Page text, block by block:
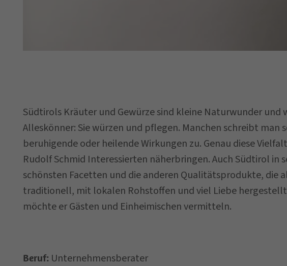
Südtirols Kräuter und Gewürze sind kleine Naturwunder und
Alleskönner: Sie würzen und pflegen. Manchen schreibt man
beruhigende oder heilende Wirkungen zu. Genau diese
Rudolf Schmid Interessierten näherbringen. Auch Südtirol in
schönsten Facetten und die anderen Qualitätsprodukte, die
traditionell, mit lokalen Rohstoffen und viel Liebe
möchte er Gästen und Einheimischen vermitteln.
Beruf:Unternehmensberater
Ihre Nachricht ...